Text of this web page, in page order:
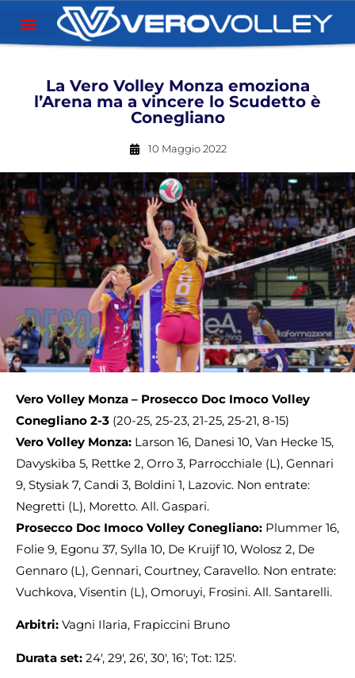
La Vero Volley Monza emoziona
l’Arena ma a vincere lo Scudetto è
Conegliano
10 Maggio 2022
Vero Volley Monza – Prosecco Doc Imoco Volley
Conegliano 2-3 (20-25, 25-23, 21-25, 25-21, 8-15)
Vero Volley Monza: Larson 16, Danesi 10, Van Hecke 15,
Davyskiba 5, Rettke 2, Orro 3, Parrocchiale (L), Gennari
9, Stysiak 7, Candi 3, Boldini 1, Lazovic. Non entrate:
Negretti (L), Moretto. All. Gaspari.
Prosecco Doc Imoco Volley Conegliano: Plummer 16,
Folie 9, Egonu 37, Sylla 10, De Kruijf 10, Wolosz 2, De
Gennaro (L), Gennari, Courtney, Caravello. Non entrate:
Vuchkova, Visentin (L), Omoruyi, Frosini. All. Santarelli.
Arbitri: Vagni Ilaria, Frapiccini Bruno
Durata set: 24′, 29′, 26′, 30′, 16′; Tot: 125′.